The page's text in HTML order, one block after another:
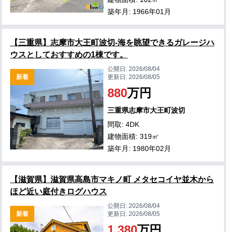
築年月: 1966年01月
【三重県】志摩市大王町波切-海を眺望できるガレージハ
ウスとしておすすめの1棟です。
新着
公開日:2026/08/04
更新日:2026/08/05
880万円
三重県志摩市大王町波切
間取: 4DK
建物面積: 319㎡
築年月: 1980年02月
【滋賀県】滋賀県高島市マキノ町 メタセコイヤ並木から
ほど近い庭付きログハウス
新着
公開日:2026/08/04
更新日:2026/08/05